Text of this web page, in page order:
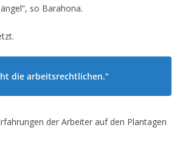
so Barahona.
die arbeitsrechtlichen.“
der Arbeiter auf den Plantagen